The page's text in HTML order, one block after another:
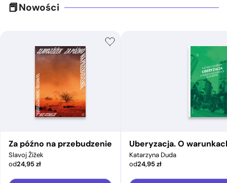
Nowości
Za późno na przebudzenie
Slavoj Žižek
od24,95zł
Uberyzacja. O
Katarzyna Duda
od24,95zł